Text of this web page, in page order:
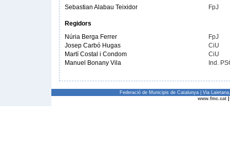
Sebastian Alabau Teixidor
FpJ
Regidors
Núria Berga Ferrer
FpJ
Josep Carbó Hugas
CiU
Martí Costal i Condom
CiU
Manuel Bonany Vila
Ind.
Federació de Municipis de Catalunya | Via
www.fmc.cat